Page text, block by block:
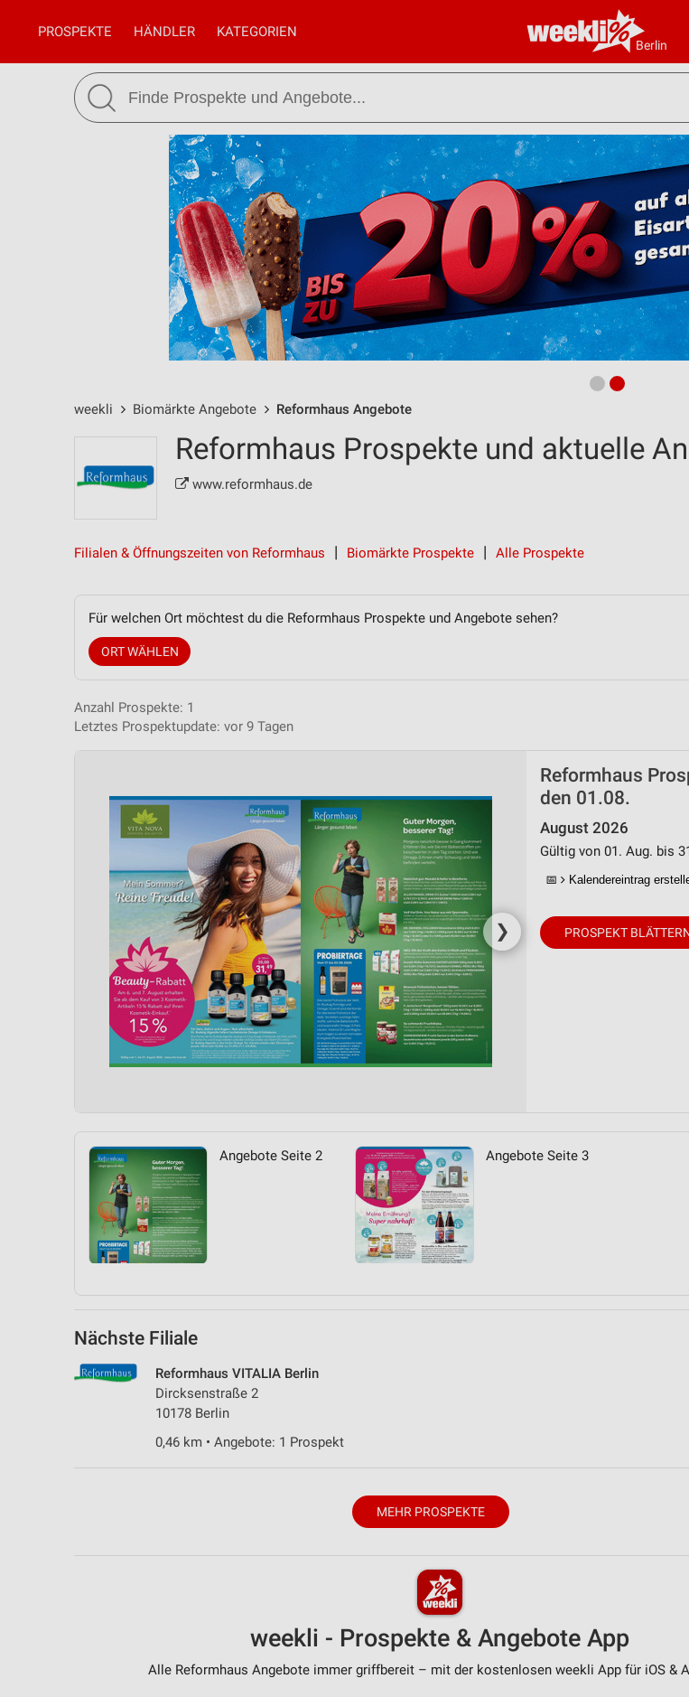
Berlin
PROSPEKTE HÄNDLER KATEGORIEN
weekli Biomärkte Angebote Reformhaus Angebote
Reformhaus Prospekte und aktuelle
www.reformhaus.de
Filialen & Öffnungszeiten von Reformhaus Biomärkte Prospekte Alle Prospekte
Für welchen Ort möchtest du die Reformhaus Prospekte und Angebote sehen?
ORT WÄHLEN
Anzahl Prospekte: 1
Letztes Prospektupdate: vor 9 Tagen
❯
Reformhaus
den 01.08.
August 2026
Gültig von 01. Aug. bis
📅 Kalendereintrag
PROSPEKT
Angebote Seite 2 Angebote Seite 3
Nächste Filiale
Reformhaus VITALIA Berlin
Dircksenstraße 2
10178 Berlin
0,46 km • Angebote: 1 Prospekt
MEHR PROSPEKTE
weekli - Prospekte & Angebote App
Alle Reformhaus Angebote immer griffbereit – mit der kostenlosen weekli App für iOS &